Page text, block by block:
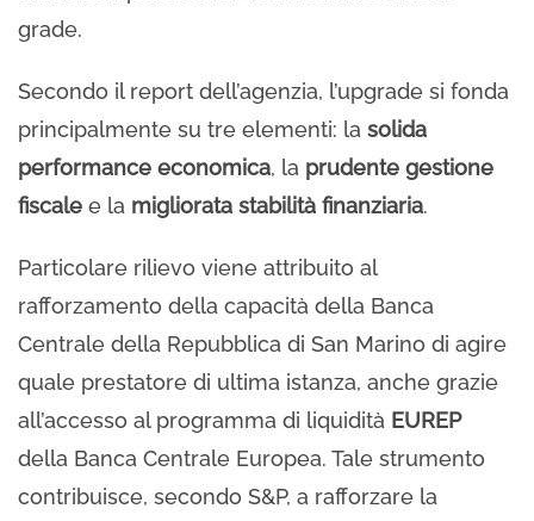
grade.
Secondo il report dell’agenzia, l’upgrade si fonda
principalmente su tre elementi: la solida
performance economica, la prudente gestione
fiscale e la migliorata stabilità finanziaria.
Particolare rilievo viene attribuito al
rafforzamento della capacità della Banca
Centrale della Repubblica di San Marino di agire
quale prestatore di ultima istanza, anche grazie
all’accesso al programma di liquidità EUREP
della Banca Centrale Europea. Tale strumento
contribuisce, secondo S&P, a rafforzare la